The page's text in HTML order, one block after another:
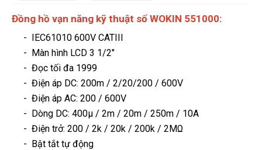
Đồng hồ vạn năng kỹ thuật số WOKIN 551000:
- IEC61010 600V CATIII
- Màn hình LCD 3 1/2"
- Đọc tối đa 1999
- Điện áp DC: 200m / 2/20/200 / 600V
- Điện áp AC: 200 / 600V
- Dòng DC: 400μ / 2m / 20m / 250m / 10A
- Điện trở: 200 / 2k / 20k / 200k / 2MΩ
- Bật tắt tự động